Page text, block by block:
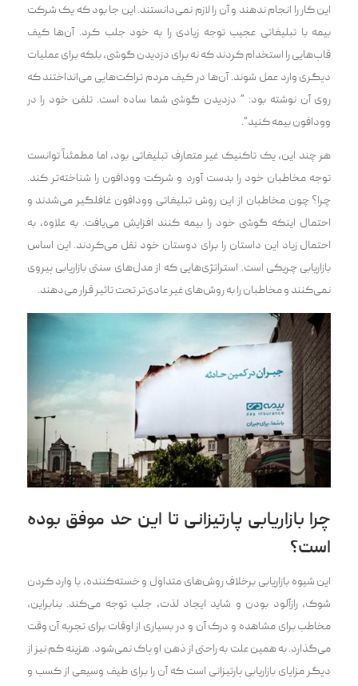
این کار را انجام ندهند و آن را لازم نمی‌دانستند. این جا بود که یک شرکت
بیمه با تبلیغاتی عجیب توجه زیادی را به خود جلب کرد. آن‌ها کیف
قاپ‌هایی را استخدام کردند که نه برای دزدیدن گوشی، بلکه برای عملیات
دیگری وارد عمل شوند. آن‌ها در کیف مردم تراکت‌هایی می‌انداختند که
روی آن نوشته بود: ” دزدیدن گوشی شما ساده است. تلفن خود را در
وودافون بیمه کنید”.
هر چند این، یک تاکنیک غیر متعارف تبلیغاتی بود، اما مطمئناً توانست
توجه مخاطبان خود را بدست آورد و شرکت وودافون را شناخته‌تر کند.
چرا؟ چون مخاطبان از این روش تبلیغاتی وودافون غافلگیر می‌شدند و
احتمال اینکه گوشی خود را بیمه کنند افزایش می‌یافت. به علاوه، به
احتمال زیاد این داستان را برای دوستان خود نقل می‌کردند. این اساس
بازاریابی چریکی است. استراتژی‌هایی که از مدل‌های سنتی بازاریابی پیروی
نمی‌کنند و مخاطبان را به روش‌های غیر عادی‌تر تحت تاثیر قرار می‌دهند.
چرا بازاریابی پارتیزانی تا این حد موفق بوده
است؟
این شیوه بازاریابی برخلاف روش‌های متداول و خسته‌کننده، با وارد کردن
شوک، رازآلود بودن و شاید ایجاد لذت، جلب توجه می‌کند. بنابراین،
مخاطب برای مشاهده و درک آن و در بسیاری از اوقات برای تجربه آن وقت
می‌گذارد. به همین علت به راحتی از ذهن او پاک نمی‌شود. هزینه کم نیز از
دیگر مزایای بازاریابی پارتیزانی است که آن را برای طیف وسیعی از کسب و